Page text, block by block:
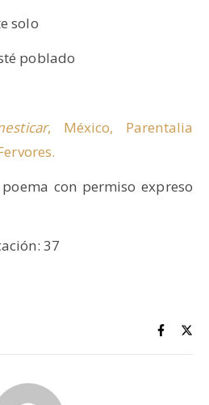
solo
poblado
, México, Parentalia
con permiso expreso
37